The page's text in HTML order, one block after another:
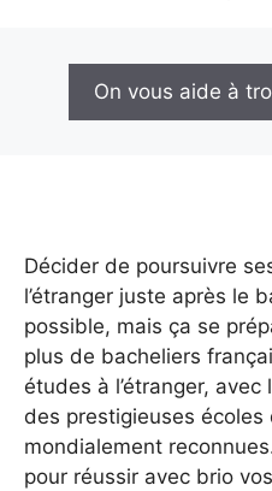
Décider de poursuivre
l’étranger juste après le
possible, mais ça se
plus de bacheliers
études à l’étranger, avec
des prestigieuses écoles
mondialement
pour réussir avec brio